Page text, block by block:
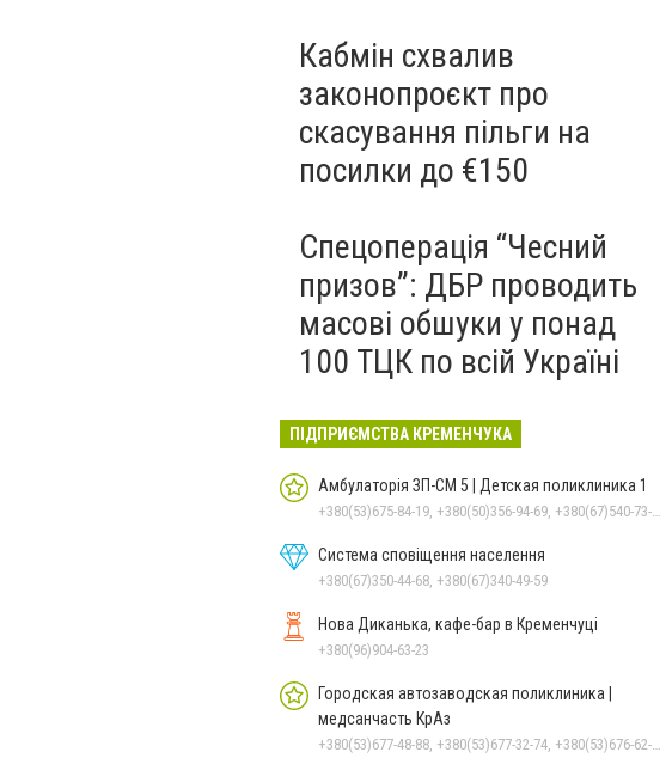
Кабмін схвалив
законопроєкт про
скасування пільги на
посилки до €150
Спецоперація “Чесний
призов”: ДБР проводить
масові обшуки у понад
100 ТЦК по всій Україні
ПІДПРИЄМСТВА КРЕМЕНЧУКА
Амбулаторія ЗП-СМ 5 | Детская поликлиника 1
+380(53)675-84-19, +380(50)356-94-69, +380(67)540-73-87
Система сповіщення населення
+380(67)350-44-68, +380(67)340-49-59
Нова Диканька, кафе-бар в Кременчуці
+380(96)904-63-23
Городская автозаводская поликлиника |
медсанчасть КрАз
+380(53)677-48-88, +380(53)677-32-74, +380(53)676-62-99, +380536766187